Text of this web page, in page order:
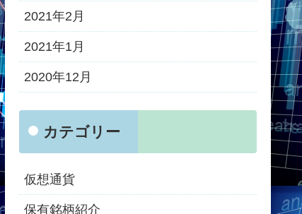
2021年2月
2021年1月
2020年12月
カテゴリー
仮想通貨
保有銘柄紹介